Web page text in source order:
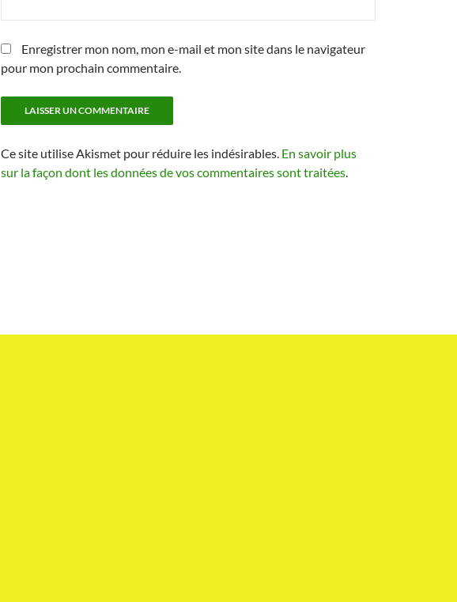
Enregistrer mon nom, mon e-mail et mon site dans le navigateur
pour mon prochain commentaire.
Ce site utilise Akismet pour réduire les indésirables. En savoir plus
sur la façon dont les données de vos commentaires sont traitées.